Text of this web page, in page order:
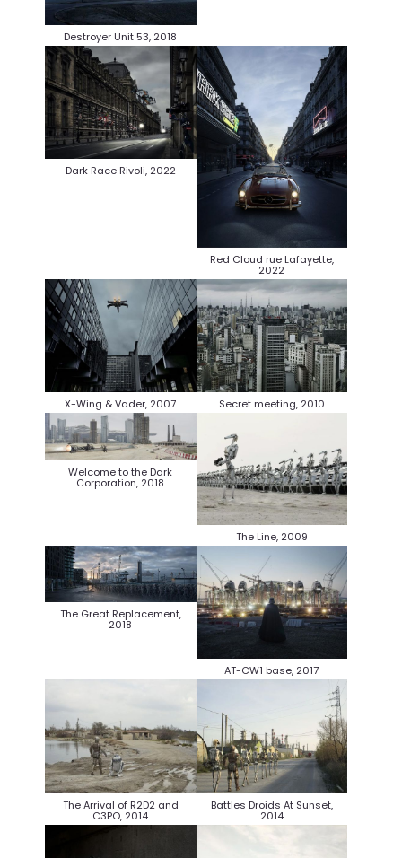
Destroyer Unit 53, 2018
Dark Race Rivoli, 2022
Red Cloud rue Lafayette,
2022
X-Wing & Vader, 2007 Secret meeting, 2010
Welcome to the Dark
Corporation, 2018
The Line, 2009
The Great Replacement,
2018
AT-CW1 base, 2017
The Arrival of R2D2 and
C3PO, 2014
Battles Droids At Sunset,
2014